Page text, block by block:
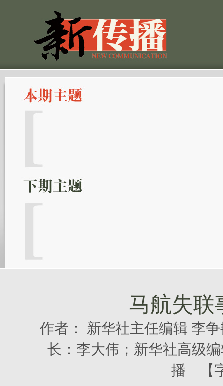
马航失联
作者： 新华社主任编辑 李
长：李大伟；新华社高级
播 【